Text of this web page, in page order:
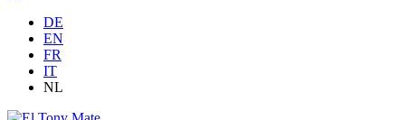
DE
EN
FR
IT
NL